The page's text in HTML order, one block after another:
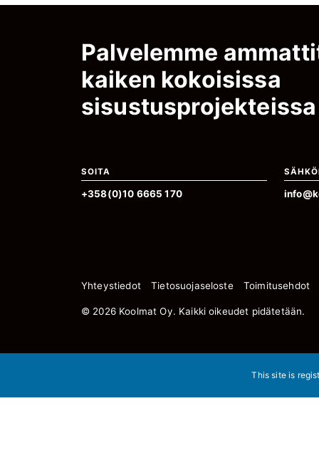
Palvelemme
kaiken kokoisissa
sisustusprojekteissa
SOITA
+358(0)10 6665 170
Yhteystiedot Tietosuojaseloste Toimitusehdot
© 2026 Koolmat Oy. Kaikki oikeudet pidätetään.
This site is